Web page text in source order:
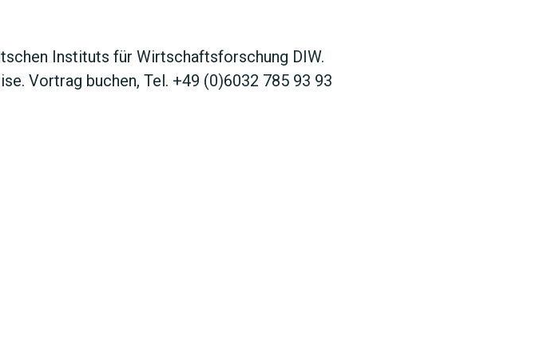
Instituts für Wirtschaftsforschung DIW.
Vortrag buchen, Tel. +49 (0)6032 785 93 93